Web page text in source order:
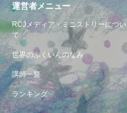
運営者メニュー
RCJメディア・ミニストリーについ
て
世界のふくいんのなみ
講師一覧
ランキング